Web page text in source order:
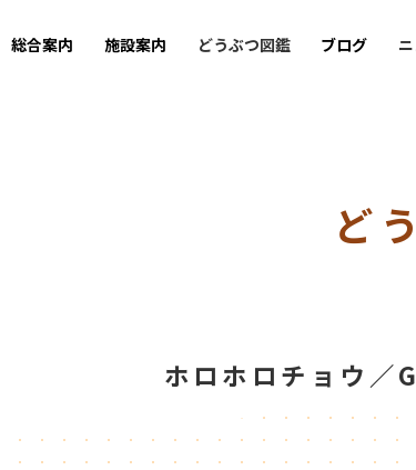
総合案内 施設案内 どうぶつ図鑑 ブログ
ど
ホロホロチョウ